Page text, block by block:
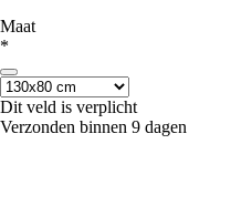
Maat
*
Dit veld is verplicht
Verzonden binnen 9 dagen